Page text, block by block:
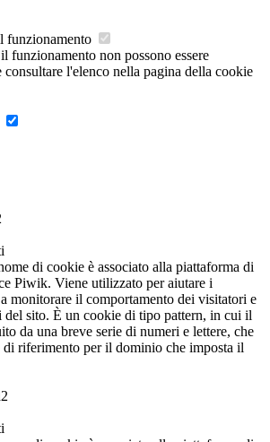
funzionamento
funzionamento non possono essere
l'elenco nella pagina della cookie
di cookie è associato alla piattaforma di
Piwik. Viene utilizzato per aiutare i
monitorare il comportamento dei visitatori e
del sito. È un cookie di tipo pattern, in cui il
da una breve serie di numeri e lettere, che
di riferimento per il dominio che imposta il